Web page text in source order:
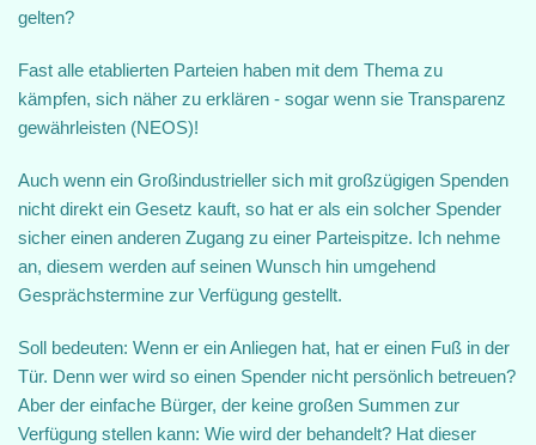
gelten?
Fast alle etablierten Parteien haben mit dem Thema zu
kämpfen, sich näher zu erklären - sogar wenn sie Transparenz
gewährleisten (NEOS)!
Auch wenn ein Großindustrieller sich mit großzügigen Spenden
nicht direkt ein Gesetz kauft, so hat er als ein solcher Spender
sicher einen anderen Zugang zu einer Parteispitze. Ich nehme
an, diesem werden auf seinen Wunsch hin umgehend
Gesprächstermine zur Verfügung gestellt.
Soll bedeuten: Wenn er ein Anliegen hat, hat er einen Fuß in der
Tür. Denn wer wird so einen Spender nicht persönlich betreuen?
Aber der einfache Bürger, der keine großen Summen zur
Verfügung stellen kann: Wie wird der behandelt? Hat dieser